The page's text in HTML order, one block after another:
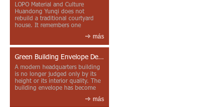
LOPO Material and Culture
Huandong Yunqi does not
rebuild a traditional courtyard
house. It remembers one
más
Green Building Envelope Design: Clay Sunscreen Fins for Modern Headquarters Architecture
A modern headquarters building
is no longer judged only by its
height or its interior quality. The
building envelope has become
más